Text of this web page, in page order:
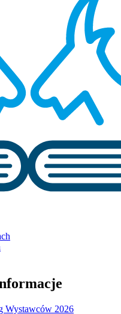
Wystawców 2026